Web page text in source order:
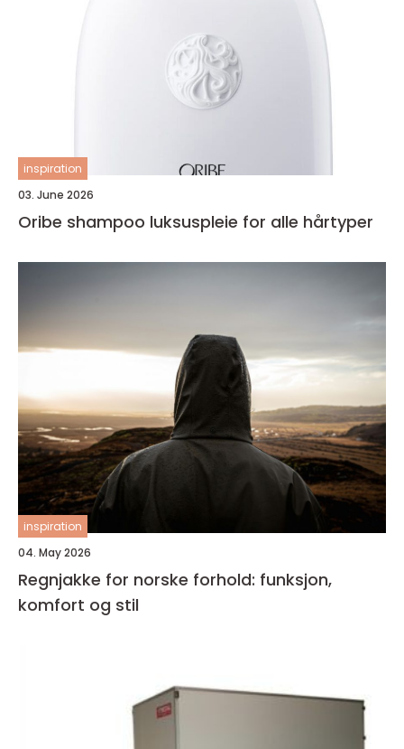
inspiration
03. June 2026
Oribe shampoo luksuspleie for alle hårtyper
inspiration
04. May 2026
Regnjakke for norske forhold: funksjon,
komfort og stil